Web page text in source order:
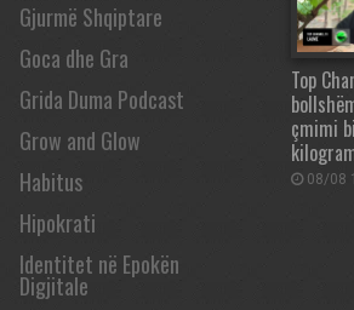
Gjurmë Shqiptare
Goca dhe Gra
Grida Duma Podcast
Grow and Glow
Habitus
Hipokrati
Identitet në Epokën
Digjitale
Top
çmimi
08/08